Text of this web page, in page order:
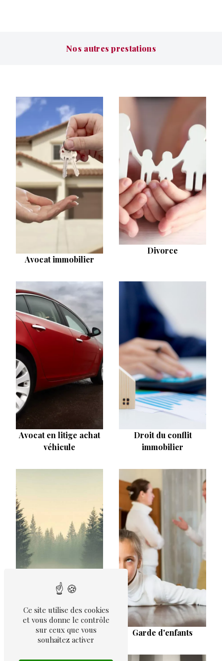
Nos autres prestations
Avocat immobilier
Divorce
Avocat en litige achat
véhicule
Droit du conflit
immobilier
Droit de la famille
Garde d'enfants
Ce site utilise des cookies
et vous donne le contrôle
sur ceux que vous
souhaitez activer